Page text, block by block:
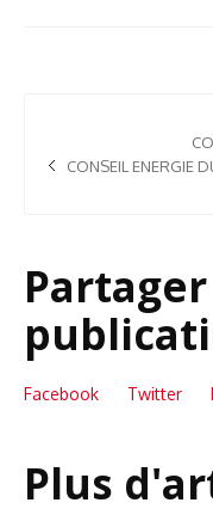
CONSEIL ENERGIE
Facebook Twitter
Plus